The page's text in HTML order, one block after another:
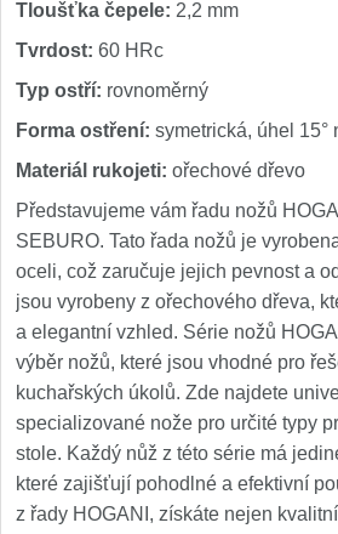
Tloušťka čepele: 2,2 mm
Tvrdost: 60 HRc
Typ ostří: rovnoměrný
Forma ostření: symetrická, úhel 15°
Materiál rukojeti: ořechové dřevo
Představujeme vám řadu nožů
SEBURO. Tato řada nožů je
oceli, což zaručuje jejich pevnost a
jsou vyrobeny z ořechového dřeva,
a elegantní vzhled. Série nožů
výběr nožů, které jsou vhodné pro
kuchařských úkolů. Zde najdete
specializované nože pro určité typy
stole. Každý nůž z této série má
které zajišťují pohodlné a efektivní
z řady HOGANI, získáte nejen